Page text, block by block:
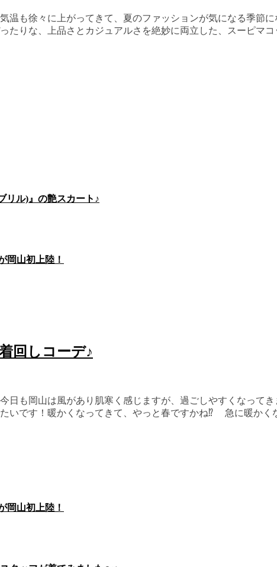
温も徐々に上がってきて、夏のファッションが気になる季節に
たりな、上品さとカジュアルさを絶妙に両立した、スーピマコ
リル)』の艶スカート♪
岡山初上陸！
回しコーデ♪
日も岡山は風があり肌寒く感じますが、過ごしやすくなってき
いです！暖かくなってきて、やっと春ですかね⁉︎ 急に暖か
岡山初上陸！